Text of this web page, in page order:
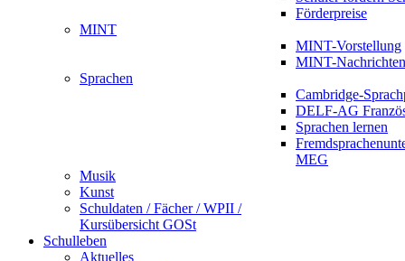
Förderpreise
MINT
MINT-Vorstellung
MINT-Nachrichten
Sprachen
Cambridge-
DELF-AG
Sprachen lernen
MEG
Musik
Kunst
Schuldaten / Fächer / WPII /
Kursübersicht GOSt
Schulleben
Aktuelles